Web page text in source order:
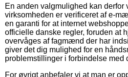
En anden valgmulighed kan
virksomheden er verificeret af e-
en garanti for at internet
officielle danske regler, foruden at
overvåges af fagmænd der har
giver det dig mulighed for en
problemstillinger i forbindelse med
For øvrigt anbefaler vi at man er